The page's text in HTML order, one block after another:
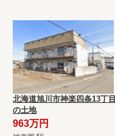
北海道旭川市神楽四条13丁目
の土地
963万円